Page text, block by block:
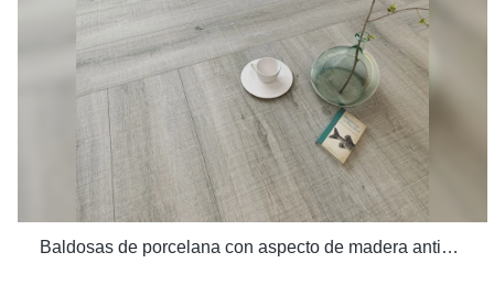
Baldosas de porcelana con aspecto de madera antideslizante de superficie mate áspera, azulejo vidriado antiguo con aspecto de madera gris para interiores